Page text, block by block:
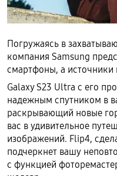
Погружаясь в
компания Samsung
смартфоны, а источники
Galaxy S23 Ultra с его
надежным спутником в
раскрывающий новые
вас в удивительное
изображений. Flip4,
подчеркнет вашу
с функцией